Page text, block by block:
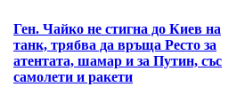
Ген. Чайко не стигна до Киев на
танк, трябва да връща Ресто за
атентата, шамар и за Путин, със
самолети и ракети